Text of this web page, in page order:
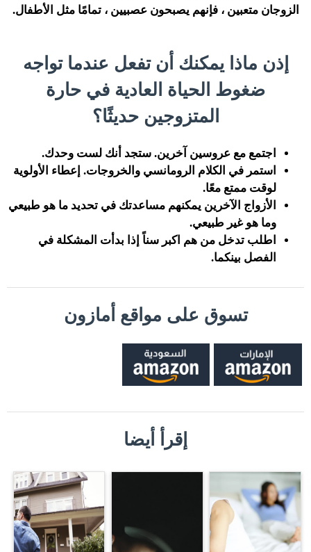
الزوجان متعبين ، فإنهم يصبحون عصبيين ، تمامًا مثل الأطفال.
إذن ماذا يمكنك أن تفعل عندما تواجه
ضغوط الحياة العادية في حارة
المتزوجين حديثًا؟
اجتمع مع عروسين آخرين. ستجد أنك لست وحدك.
استمر في الكلام الرومانسي والخروجات. إعطاء الأولوية
لوقت ممتع معًا.
الأزواج الآخرين يمكنهم مساعدتك في تحديد ما هو طبيعي
وما هو غير طبيعي.
اطلب تدخل من هم اكبر سناً إذا بدأت المشكلة في
الفصل بينكما.
تسوق على مواقع أمازون
إقرأ أيضا